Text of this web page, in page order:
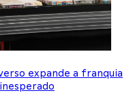
expande a franquia